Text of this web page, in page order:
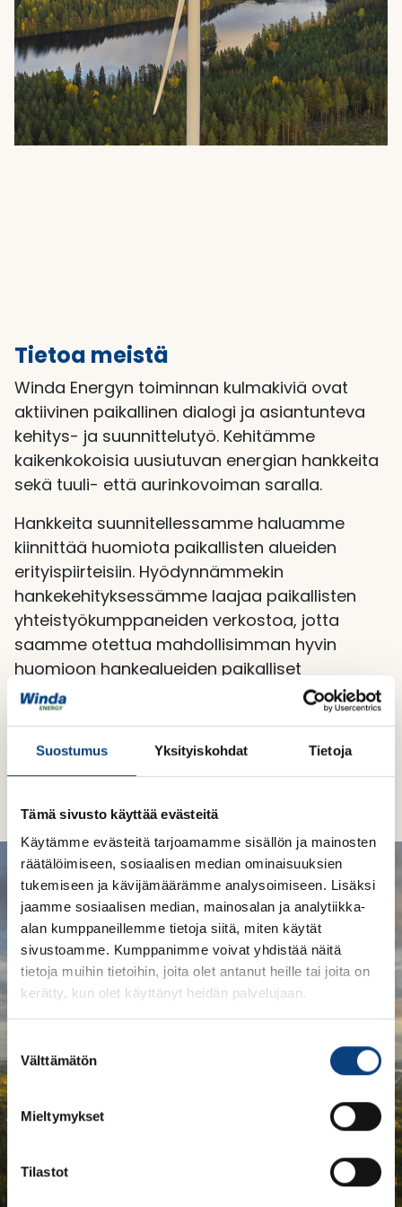
Suostumus Yksityiskohdat Tietoja
Tämä sivusto käyttää evästeitä
Käytämme evästeitä tarjoamamme sisällön ja mainosten
räätälöimiseen, sosiaalisen median ominaisuuksien
tukemiseen ja kävijämäärämme analysoimiseen. Lisäksi
jaamme sosiaalisen median, mainosalan ja analytiikka-
alan kumppaneillemme tietoja siitä, miten käytät
sivustoamme. Kumppanimme voivat yhdistää näitä
tietoja muihin tietoihin, joita olet antanut heille tai joita on
kerätty, kun olet käyttänyt heidän palvelujaan.
u
o
s
Välttämätön
Mieltymykset
Tilastot
Tietoa meistä
Winda Energyn toiminnan kulmakiviä ovat
aktiivinen paikallinen dialogi ja asiantunteva
kehitys- ja suunnittelutyö. Kehitämme
kaikenkokoisia uusiutuvan energian hankkeita
sekä tuuli- että aurinkovoiman saralla.
Hankkeita suunnitellessamme haluamme
kiinnittää huomiota paikallisten alueiden
erityispiirteisiin. Hyödynnämmekin
hankekehityksessämme laajaa paikallisten
yhteistyökumppaneiden verkostoa, jotta
saamme otettua mahdollisimman hyvin
huomioon hankealueiden paikalliset
mahdollisuudet ja haasteet.
Vastuullisuus
Kestävä ja vastuullinen hanketoiminta on
liiketoimintamme kulmakivi.
Windan tarina sai alkunsa vuonna 2011. Yli
merkittävästi.